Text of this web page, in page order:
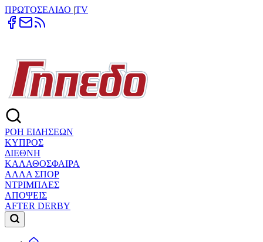
ΠΡΩΤΟΣΕΛΙΔΟ |TV
ΡΟΗ ΕΙΔΗΣΕΩΝ
ΚΥΠΡΟΣ
ΔΙΕΘΝΗ
ΚΑΛΑΘΟΣΦΑΙΡΑ
ΑΛΛΑ ΣΠΟΡ
ΝΤΡΙΜΠΛΕΣ
ΑΠΟΨΕΙΣ
AFTER DERBY